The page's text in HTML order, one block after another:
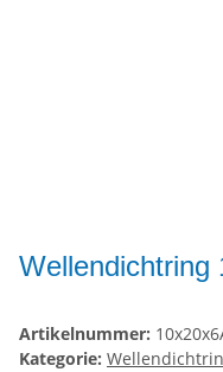
Wellendichtring
Artikelnummer:
Kategorie: